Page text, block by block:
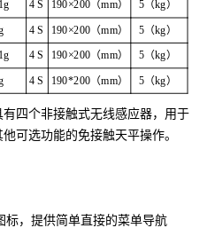
4 S 190×200 （mm） 5（kg）
4 S 190×200 （mm） 5（kg）
4 S 190×200 （mm） 5（kg）
4 S 190*200（mm） 5（kg）
四个非接触式无线感应器，用于
可选功能的免接触天平操作。
标，提供简单直接的菜单导航